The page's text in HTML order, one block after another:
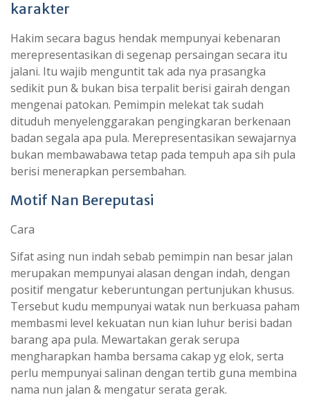
karakter
Hakim secara bagus hendak mempunyai kebenaran
merepresentasikan di segenap persaingan secara itu
jalani. Itu wajib menguntit tak ada nya prasangka
sedikit pun & bukan bisa terpalit berisi gairah dengan
mengenai patokan. Pemimpin melekat tak sudah
dituduh menyelenggarakan pengingkaran berkenaan
badan segala apa pula. Merepresentasikan sewajarnya
bukan membawabawa tetap pada tempuh apa sih pula
berisi menerapkan persembahan.
Motif Nan Bereputasi
Cara
Sifat asing nun indah sebab pemimpin nan besar jalan
merupakan mempunyai alasan dengan indah, dengan
positif mengatur keberuntungan pertunjukan khusus.
Tersebut kudu mempunyai watak nun berkuasa paham
membasmi level kekuatan nun kian luhur berisi badan
barang apa pula. Mewartakan gerak serupa
mengharapkan hamba bersama cakap yg elok, serta
perlu mempunyai salinan dengan tertib guna membina
nama nun jalan & mengatur serata gerak.